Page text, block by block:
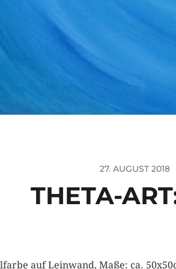
27. AUGUST 2018
THETA-
auf Leinwand, Maße: ca.